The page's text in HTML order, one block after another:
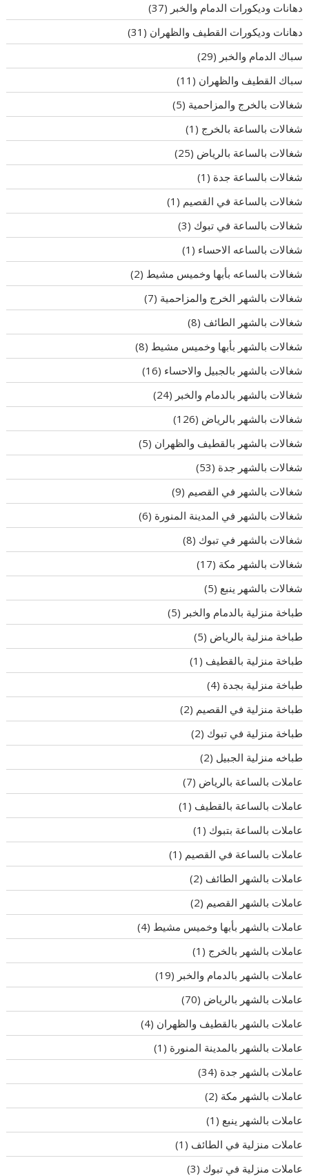
دهانات وديكورات الدمام والخبر (37)
دهانات وديكورات القطيف والظهران (31)
سباك الدمام والخبر (29)
سباك القطيف والظهران (11)
شغالات بالخرج والمزاحمية (5)
شغالات بالساعة بالخرج (1)
شغالات بالساعة بالرياض (25)
شغالات بالساعة جدة (1)
شغالات بالساعة في القصيم (1)
شغالات بالساعة في تبوك (3)
شغالات بالساعه الاحساء (1)
شغالات بالساعه بأبها وخميس مشيط (2)
شغالات بالشهر الخرج والمزاحمية (7)
شغالات بالشهر الطائف (8)
شغالات بالشهر بأبها وخميس مشيط (8)
شغالات بالشهر بالجبيل والاحساء (16)
شغالات بالشهر بالدمام والخبر (24)
شغالات بالشهر بالرياض (126)
شغالات بالشهر بالقطيف والظهران (5)
شغالات بالشهر جدة (53)
شغالات بالشهر في القصيم (9)
شغالات بالشهر في المدينة المنورة (6)
شغالات بالشهر في تبوك (8)
شغالات بالشهر مكة (17)
شغالات بالشهر ينبع (5)
طباخة منزلية بالدمام والخبر (5)
طباخة منزلية بالرياض (5)
طباخة منزلية بالقطيف (1)
طباخة منزلية بجدة (4)
طباخة منزلية في القصيم (2)
طباخة منزلية في تبوك (2)
طباخه منزلية الجبيل (2)
عاملات بالساعة بالرياض (7)
عاملات بالساعة بالقطيف (1)
عاملات بالساعة بتبوك (1)
عاملات بالساعة في القصيم (1)
عاملات بالشهر الطائف (2)
عاملات بالشهر القصيم (2)
عاملات بالشهر بأبها وخميس مشيط (4)
عاملات بالشهر بالخرج (1)
عاملات بالشهر بالدمام والخبر (19)
عاملات بالشهر بالرياض (70)
عاملات بالشهر بالقطيف والظهران (4)
عاملات بالشهر بالمدينة المنورة (1)
عاملات بالشهر جدة (34)
عاملات بالشهر مكة (2)
عاملات بالشهر ينبع (1)
عاملات منزلية في الطائف (1)
عاملات منزلية في تبوك (3)